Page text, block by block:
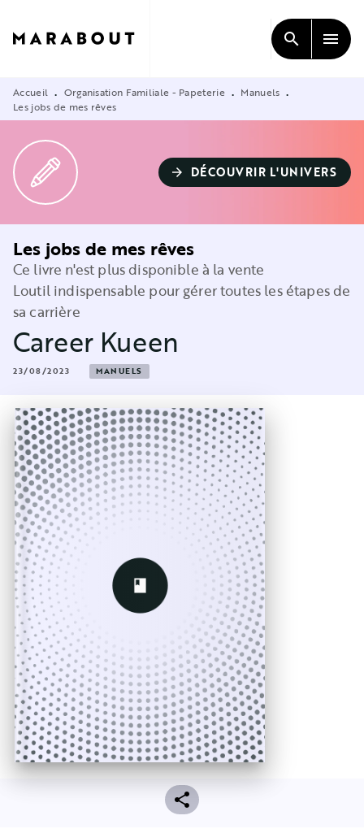
CONTENU
search menu
Accueil • Organisation Familiale - Papeterie • Manuels •
Les jobs de mes rêves
arrow_forward DÉCOUVRIR L'UNIVERS
Les jobs de mes rêves
Ce livre n'est plus disponible à la vente
Loutil indispensable pour gérer toutes les étapes de
sa carrière
Career Kueen
23/08/2023 MANUELS